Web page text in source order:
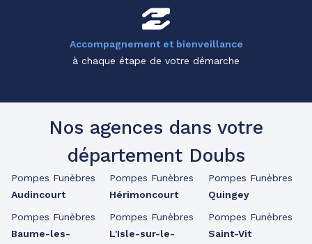
Accompagnement et bienveillance
à chaque étape de votre démarche
Nos agences dans votre
département Doubs
Pompes Funèbres
Audincourt
Pompes Funèbres
Baume-les-
Pompes Funèbres
Hérimoncourt
Pompes Funèbres
L'Isle-sur-le-
Pompes Funèbres
Quingey
Pompes Funèbres
Saint-Vit